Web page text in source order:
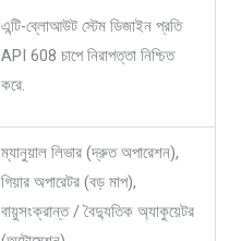
এন্টি-ব্লোআউট স্টেম ডিজাইন প্রতি
API 608 চাপে নিরাপত্তা নিশ্চিত
করে.
ম্যানুয়াল লিভার (দ্রুত অপারেশন),
গিয়ার অপারেটর (বড় মাপ),
বায়ুসংক্রান্ত / বৈদ্যুতিক অ্যাকুয়েটর